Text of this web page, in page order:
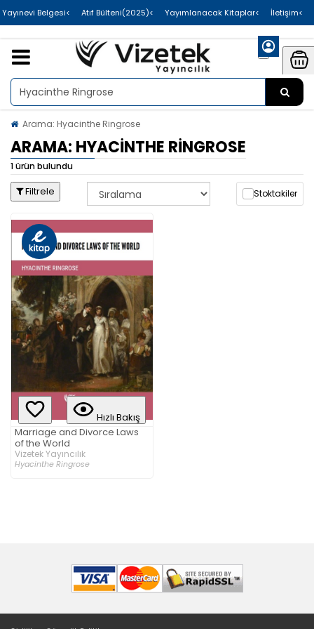
>İletişim
>Yayımlanacak Kitaplar
>Atıf Bülteni(2025)
>Uluslararası Yayınevi Belgesi
Arama: Hyacinthe Ringrose
ARAMA: HYACINTHE RINGROSE
1 ürün bulundu
Filtrele Stoktakiler
Hızlı Bakış
Marriage and Divorce Laws
of the World
Vizetek Yayıncılık
Hyacinthe Ringrose